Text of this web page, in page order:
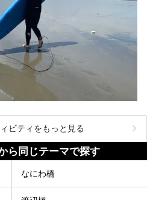
ビティをもっと見る
ら同じテーマで探す
なにわ橋